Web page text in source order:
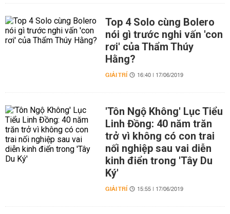
Top 4 Solo cùng Bolero
nói gì trước nghi vấn 'con
rơi' của Thẩm Thúy
Hằng?
GIẢI TRÍ 16:40 | 17/06/2019
'Tôn Ngộ Không' Lục Tiểu
Linh Đồng: 40 năm trăn
trở vì không có con trai
nối nghiệp sau vai diễn
kinh điển trong 'Tây Du
Ký'
GIẢI TRÍ 15:55 | 17/06/2019